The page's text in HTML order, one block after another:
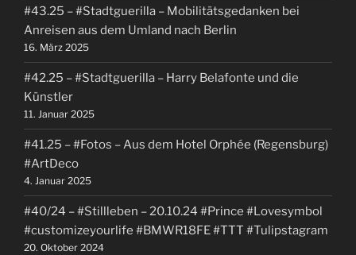
#43.25 – #Stadtguerilla – Mobilitätsgedanken bei
Anreisen aus dem Umland nach Berlin
16. März 2025
#42.25 – #Stadtguerilla – Harry Belafonte und die
Künstler
11. Januar 2025
#41.25 – #Fotos – Aus dem Hotel Orphée (Regensburg)
#ArtDeco
4. Januar 2025
#40/24 – #Stillleben – 20.10.24 #Prince #Lovesymbol
#customizeyourlife #BMWR18FE #TTT #Tulipstagram
20. Oktober 2024